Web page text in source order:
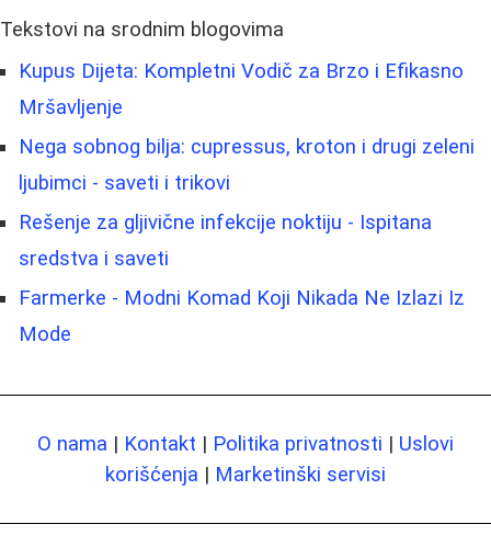
Tekstovi na srodnim blogovima
Kupus Dijeta: Kompletni Vodič za Brzo i Efikasno
Mršavljenje
Nega sobnog bilja: cupressus, kroton i drugi zeleni
ljubimci - saveti i trikovi
Rešenje za gljivične infekcije noktiju - Ispitana
sredstva i saveti
Farmerke - Modni Komad Koji Nikada Ne Izlazi Iz
Mode
O nama | Kontakt | Politika privatnosti | Uslovi
korišćenja | Marketinški servisi